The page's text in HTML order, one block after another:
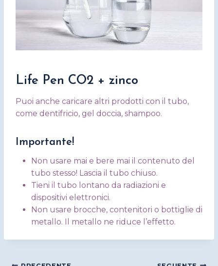
Life Pen CO2 + zinco
Puoi anche caricare altri prodotti con il tubo,
come dentifricio, gel doccia, shampoo.
Importante!
Non usare mai e bere mai il contenuto del
tubo stesso! Lascia il tubo chiuso.
Tieni il tubo lontano da radiazioni e
dispositivi elettronici.
Non usare brocche, contenitori o bottiglie di
metallo. Il metallo ne riduce l’effetto.